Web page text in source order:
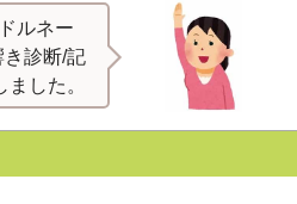
ルネー
診断/記
した。